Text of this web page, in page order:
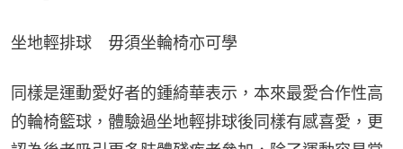
坐地輕排球　毋須坐輪椅亦可學
同樣是運動愛好者的鍾綺華表示，本來最愛合作性高
的輪椅籃球，體驗過坐地輕排球後同樣有感喜愛，更